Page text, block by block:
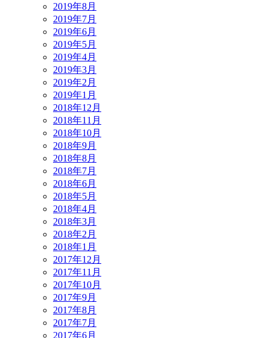
2019年8月
2019年7月
2019年6月
2019年5月
2019年4月
2019年3月
2019年2月
2019年1月
2018年12月
2018年11月
2018年10月
2018年9月
2018年8月
2018年7月
2018年6月
2018年5月
2018年4月
2018年3月
2018年2月
2018年1月
2017年12月
2017年11月
2017年10月
2017年9月
2017年8月
2017年7月
2017年6月